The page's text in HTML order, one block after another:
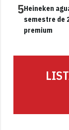
5Heineken
semestre de
premium